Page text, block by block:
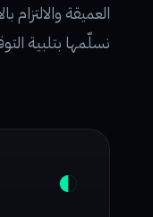
العميقة والالتزام
نسلّمها بتلبية
◐